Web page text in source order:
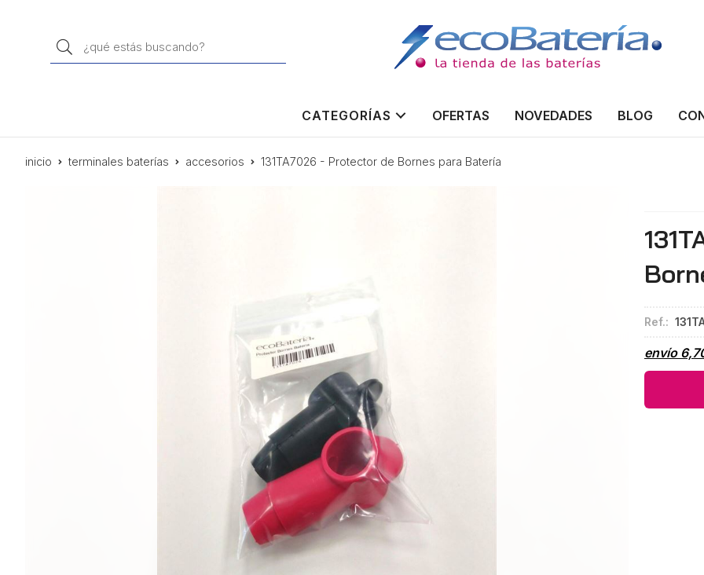
Buscar
CATEGORÍAS OFERTAS NOVEDADES BLOG
inicio terminales baterías accesorios 131TA7026 - Protector de Bornes para Batería
Ref.:
envío